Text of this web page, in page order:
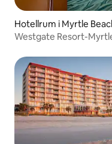
Hotellrum i Myrtle
Westgate Resort-